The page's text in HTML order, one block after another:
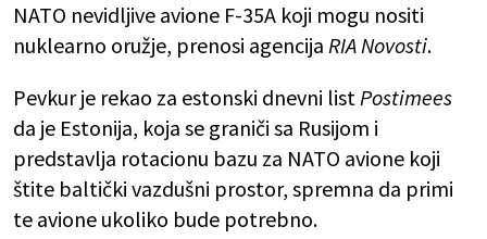
NATO nevidljive avione F-35A koji mogu nositi
nuklearno oružje, prenosi agencija RIA Novosti.
Pevkur je rekao za estonski dnevni listPostimees
da je Estonija, koja se graniči sa Rusijom i
predstavlja rotacionu bazu za NATO avione koji
štite baltički vazdušni prostor, spremna da primi
te avione ukoliko bude potrebno.